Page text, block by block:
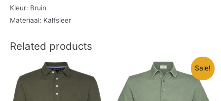
Kleur: Bruin
Materiaal: Kalfsleer
Related products
Sale!